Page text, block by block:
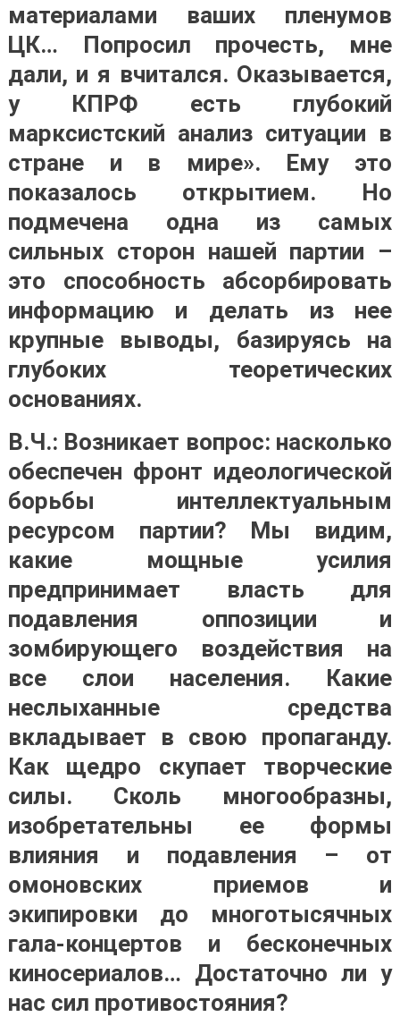
материалами ваших пленумов
ЦК… Попросил прочесть, мне
дали, и я вчитался. Оказывается,
у КПРФ есть глубокий
марксистский анализ ситуации в
стране и в мире». Ему это
показалось открытием. Но
подмечена одна из самых
сильных сторон нашей партии –
это способность абсорбировать
информацию и делать из нее
крупные выводы, базируясь на
глубоких теоретических
основаниях.
В.Ч.: Возникает вопрос: насколько
обеспечен фронт идеологической
борьбы интеллектуальным
ресурсом партии? Мы видим,
какие мощные усилия
предпринимает власть для
подавления оппозиции и
зомбирующего воздействия на
все слои населения. Какие
неслыханные средства
вкладывает в свою пропаганду.
Как щедро скупает творческие
силы. Сколь многообразны,
изобретательны ее формы
влияния и подавления – от
омоновских приемов и
экипировки до многотысячных
гала-концертов и бесконечных
киносериалов… Достаточно ли у
нас сил противостояния?